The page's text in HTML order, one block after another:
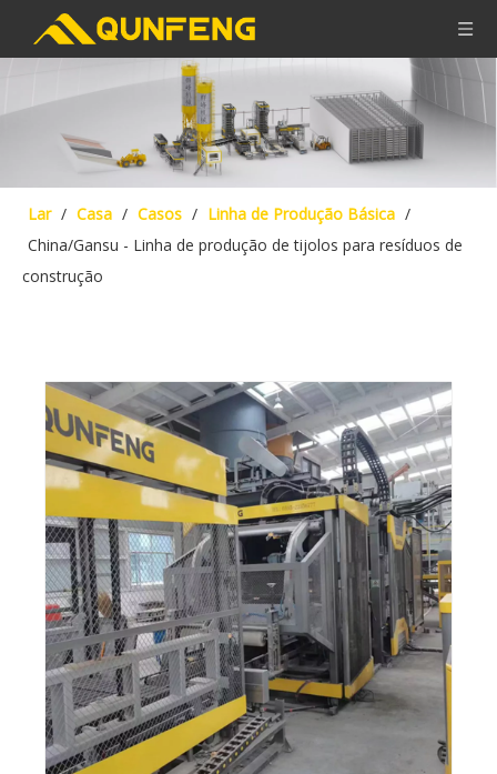
Lar / Casa / Casos / Linha de Produção Básica /
China/Gansu - Linha de produção de tijolos para resíduos de
construção